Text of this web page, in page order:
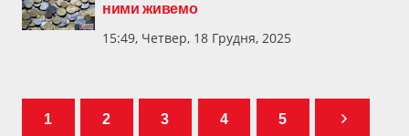
ними живемо
15:49, Четвер, 18 Грудня, 2025
1 2 3 4 5